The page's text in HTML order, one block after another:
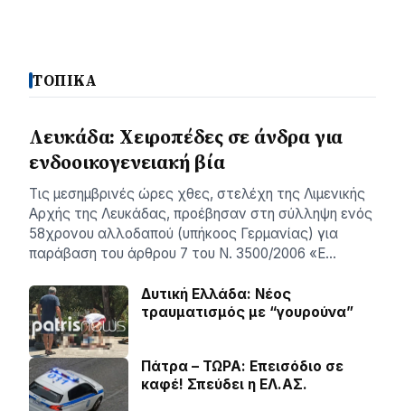
ΤΟΠΙΚΑ
Λευκάδα: Χειροπέδες σε άνδρα για
ενδοοικογενειακή βία
Τις μεσημβρινές ώρες χθες, στελέχη της Λιμενικής
Αρχής της Λευκάδας, προέβησαν στη σύλληψη ενός
58χρονου αλλοδαπού (υπήκοος Γερμανίας) για
παράβαση του άρθρου 7 του Ν. 3500/2006 «Ε…
Δυτική Ελλάδα: Νέος
τραυματισμός με “γουρούνα”
Πάτρα – ΤΩΡΑ: Επεισόδιο σε
καφέ! Σπεύδει η ΕΛ.ΑΣ.